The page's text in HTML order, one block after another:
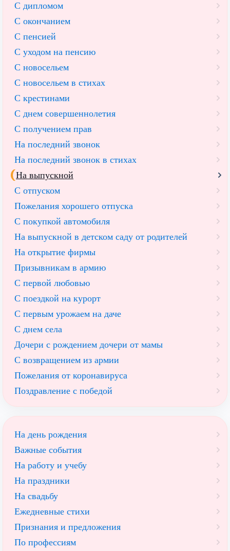
С дипломом
С окончанием
С пенсией
С уходом на пенсию
С новосельем
С новосельем в стихах
С крестинами
С днем совершеннолетия
С получением прав
На последний звонок
На последний звонок в стихах
На выпускной
С отпуском
Пожелания хорошего отпуска
С покупкой автомобиля
На выпускной в детском саду от родителей
На открытие фирмы
Призывникам в армию
С первой любовью
С поездкой на курорт
С первым урожаем на даче
С днем села
Дочери с рождением дочери от мамы
С возвращением из армии
Пожелания от коронавируса
Поздравление с победой
На день рождения
Важные события
На работу и учебу
На праздники
На свадьбу
Ежедневные стихи
Признания и предложения
По профессиям